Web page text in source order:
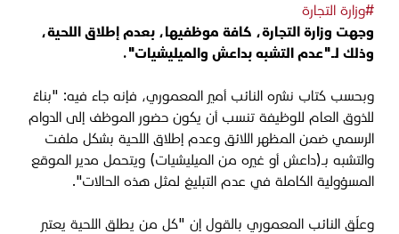
#وزارة التجارة
وجهت وزارة التجارة، كافة موظفيها، بعدم إطلاق اللحية،
وذلك لـ"عدم التشبه بداعش والميليشيات".
وبحسب كتاب نشره النائب أمير المعموري، فإنه جاء فيه: "بناءً
للذوق العام للوظيفة تنسب أن يكون حضور الموظف إلى الدوام
الرسمي ضمن المظهر اللائق وعدم إطلاق اللحية بشكل ملفت
والتشبه بـ(داعش أو غيره من الميليشيات) ويتحمل مدير الموقع
المسؤولية الكاملة في عدم التبليغ لمثل هذه الحالات".
وعلّق النائب المعموري بالقول إن "كل من يطلق اللحية يعتبر